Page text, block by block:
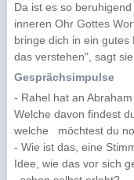
Da ist es so
inneren Ohr Gottes
bringe dich in ein gutes
das verstehen", sagt
Gesprächsimpulse
- Rahel hat an
Welche davon findest
welche möchtest du
- Wie ist das, eine
Idee, wie das vor sich